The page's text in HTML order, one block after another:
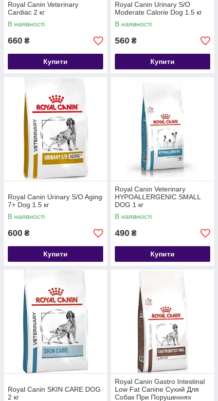
Royal Canin Veterinary
Cardiac 2 кг
В наявності
660 ₴
Купити
Royal Canin Urinary S/O
Moderate Calorie Dog 1.5 кг
В наявності
560 ₴
Купити
Royal Canin Urinary S/O Aging
7+ Dog 1.5 кг
В наявності
600 ₴
Купити
Royal Canin Veterinary
HYPOALLERGENIC SMALL
DOG 1 кг
В наявності
490 ₴
Купити
Royal Canin SKIN CARE DOG
2 кг
Royal Canin Gastro Intestinal
Low Fat Canine Сухий Для
Собак При Порушеннях